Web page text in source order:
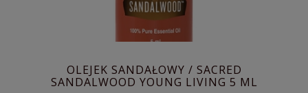
OLEJEK SANDAŁOWY / SACRED
SANDALWOOD YOUNG LIVING 5 ML